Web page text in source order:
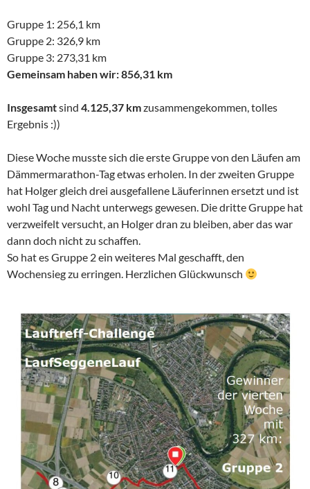
Gruppe 1: 256,1 km
Gruppe 2: 326,9 km
Gruppe 3: 273,31 km
Gemeinsam haben wir: 856,31 km
Insgesamtsind 4.125,37 kmzusammengekommen, tolles
Ergebnis :))
Diese Woche musste sich die erste Gruppe von den Läufen am
Dämmermarathon-Tag etwas erholen. In der zweiten Gruppe
hat Holger gleich drei ausgefallene Läuferinnen ersetzt und ist
wohl Tag und Nacht unterwegs gewesen. Die dritte Gruppe hat
verzweifelt versucht, an Holger dran zu bleiben, aber das war
dann doch nicht zu schaffen.
So hat es Gruppe 2 ein weiteres Mal geschafft, den
Wochensieg zu erringen. Herzlichen Glückwunsch